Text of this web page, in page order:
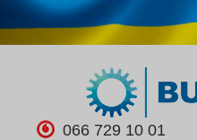
066 729 10 01
Язык магазина
Выберите
Русский